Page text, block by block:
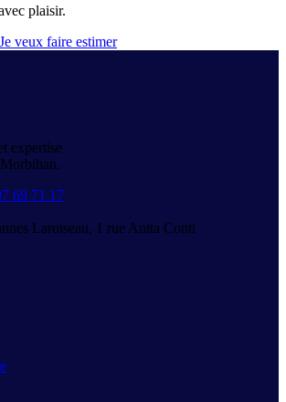
plaisir.
Je veux faire estimer
expertise
69 71 17
Laroiseau, 1 rue Anita Conti